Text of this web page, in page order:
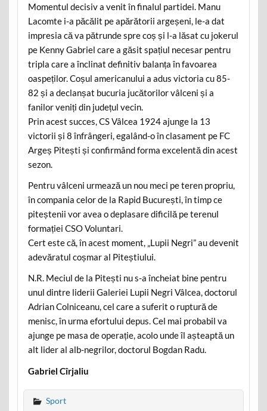
Momentul decisiv a venit în finalul partidei. Manu
Lacomte i-a păcălit pe apărătorii argeșeni, le-a dat
impresia că va pătrunde spre coș și l-a lăsat cu jokerul
pe Kenny Gabriel care a găsit spațiul necesar pentru
tripla care a înclinat definitiv balanța în favoarea
oaspeților. Coșul americanului a adus victoria cu 85-
82 și a declanșat bucuria jucătorilor vâlceni și a
fanilor veniți din județul vecin.
Prin acest succes, CS Vâlcea 1924 ajunge la 13
victorii și 8 înfrângeri, egalând-o în clasament pe FC
Argeș Pitești și confirmând forma excelentă din acest
sezon.
Pentru vâlceni urmează un nou meci pe teren propriu,
în compania celor de la Rapid București, în timp ce
piteștenii vor avea o deplasare dificilă pe terenul
formației CSO Voluntari.
Cert este că, în acest moment, „Lupii Negri” au devenit
adevăratul coșmar al Piteștiului.
N.R. Meciul de la Pitești nu s-a încheiat bine pentru
unul dintre liderii Galeriei Lupii Negri Vâlcea, doctorul
Adrian Colniceanu, cel care a suferit o ruptură de
menisc, în urma efortului depus. Cel mai probabil va
ajunge pe masa de operație, acolo unde îl așteaptă un
alt lider al alb-negrilor, doctorul Bogdan Radu.
Gabriel Cîrjaliu
Sport